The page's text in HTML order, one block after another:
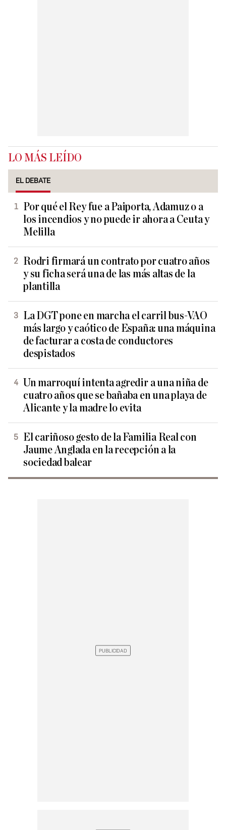
LO MÁS LEÍDO
EL DEBATE
Por qué el Rey fue a Paiporta, Adamuz o a
los incendios y no puede ir ahora a Ceuta y
Melilla
Rodri firmará un contrato por cuatro años
y su ficha será una de las más altas de la
plantilla
La DGT pone en marcha el carril bus-VAO
más largo y caótico de España: una máquina
de facturar a costa de conductores
despistados
Un marroquí intenta agredir a una niña de
cuatro años que se bañaba en una playa de
Alicante y la madre lo evita
El cariñoso gesto de la Familia Real con
Jaume Anglada en la recepción a la
sociedad balear